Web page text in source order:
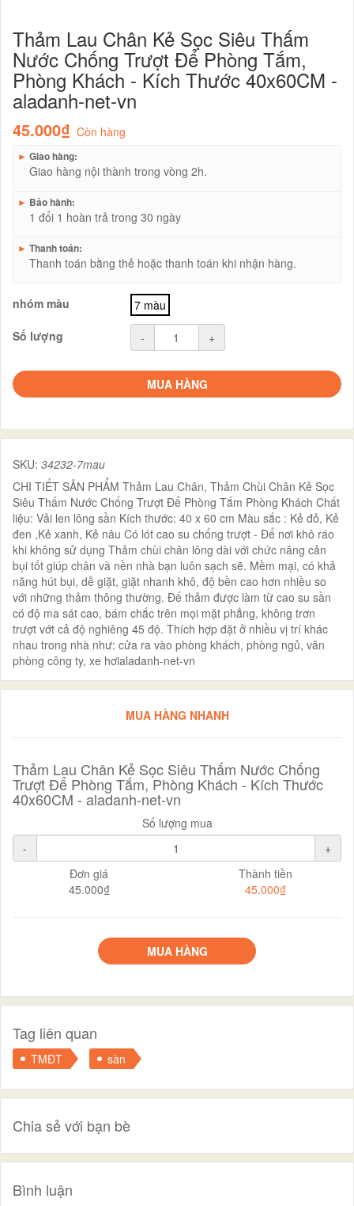
Thảm Lau Chân Kẻ Sọc Siêu Thấm
Nước Chống Trượt Để Phòng Tắm,
Phòng Khách - Kích Thước 40x60CM -
aladanh-net-vn
45.000₫ Còn hàng
► Giao hàng:
Giao hàng nội thành trong vòng 2h.
► Bảo hành:
1 đổi 1 hoàn trả trong 30 ngày
► Thanh toán:
Thanh toán bằng thẻ hoặc thanh toán khi nhận hàng.
nhóm màu
7 màu
Số lượng
- +
MUA HÀNG
SKU: 34232-7mau
CHI TIẾT SẢN PHẨM Thảm Lau Chân, Thảm Chùi Chân Kẻ Sọc
Siêu Thấm Nước Chống Trượt Để Phòng Tắm Phòng Khách Chất
liệu: Vải len lông sần Kích thước: 40 x 60 cm Màu sắc : Kẻ đỏ, Kẻ
đen ,Kẻ xanh, Kẻ nâu Có lót cao su chống trượt - Để nơi khô ráo
khi không sử dụng Thảm chùi chân lông dài với chức năng cản
bụi tốt giúp chân và nền nhà bạn luôn sạch sẽ. Mềm mại, có khả
năng hút bụi, dễ giặt, giặt nhanh khô, độ bền cao hơn nhiều so
với những thảm thông thường. Đế thảm được làm từ cao su sần
có độ ma sát cao, bám chắc trên mọi mặt phẳng, không trơn
trượt vớt cả độ nghiêng 45 độ. Thích hợp đặt ở nhiều vị trí khác
nhau trong nhà như: cửa ra vào phòng khách, phòng ngủ, văn
phòng công ty, xe hơialadanh-net-vn
MUA HÀNG NHANH
Thảm Lau Chân Kẻ Sọc Siêu Thấm Nước Chống
Trượt Để Phòng Tắm, Phòng Khách - Kích Thước
40x60CM - aladanh-net-vn
Số lượng mua
-
+
Đơn giá
45.000₫
Thành tiền
45.000₫
MUA HÀNG
Tag liên quan
TMĐT sàn
Chia sẻ với bạn bè
Bình luận